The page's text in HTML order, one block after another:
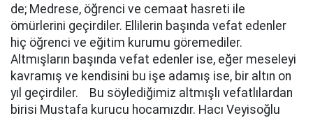
de; Medrese, öğrenci ve cemaat hasreti ile
ömürlerini geçirdiler. Ellilerin başında vefat edenler
hiç öğrenci ve eğitim kurumu göremediler.
Altmışların başında vefat edenler ise, eğer meseleyi
kavramış ve kendisini bu işe adamış ise, bir altın on
yıl geçirdiler. Bu söylediğimiz altmışlı vefatlılardan
birisi Mustafa kurucu hocamızdır. Hacı Veyisoğlu